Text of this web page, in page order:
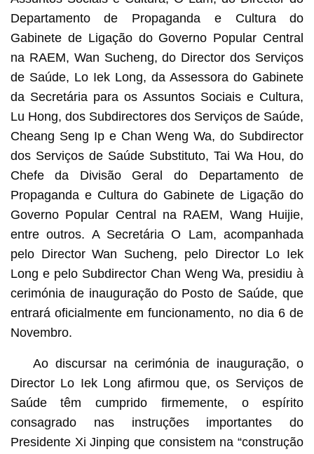
Departamento de Propaganda e Cultura do
Gabinete de Ligação do Governo Popular Central
na RAEM, Wan Sucheng, do Director dos Serviços
de Saúde, Lo Iek Long, da Assessora do Gabinete
da Secretária para os Assuntos Sociais e Cultura,
Lu Hong, dos Subdirectores dos Serviços de Saúde,
Cheang Seng Ip e Chan Weng Wa, do Subdirector
dos Serviços de Saúde Substituto, Tai Wa Hou, do
Chefe da Divisão Geral do Departamento de
Propaganda e Cultura do Gabinete de Ligação do
Governo Popular Central na RAEM, Wang Huijie,
entre outros. A Secretária O Lam, acompanhada
pelo Director Wan Sucheng, pelo Director Lo Iek
Long e pelo Subdirector Chan Weng Wa, presidiu à
cerimónia de inauguração do Posto de Saúde, que
entrará oficialmente em funcionamento, no dia 6 de
Novembro.
Ao discursar na cerimónia de inauguração, o
Director Lo Iek Long afirmou que, os Serviços de
Saúde têm cumprido firmemente, o espírito
consagrado nas instruções importantes do
Presidente Xi Jinping que consistem na “construção